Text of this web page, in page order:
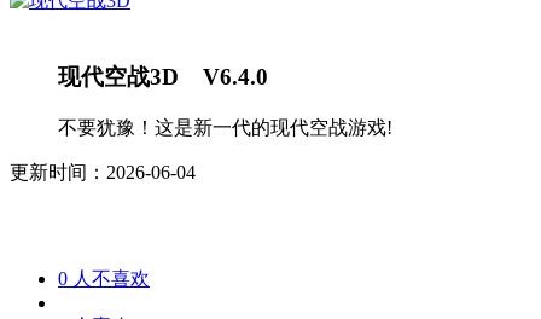
现代空战3D V6.4.0
不要犹豫！这是新一代的现代空战游戏!
更新时间：2026-06-04
0 人不喜欢